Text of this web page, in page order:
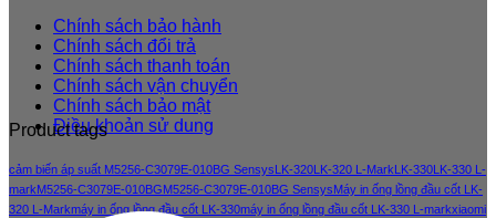
Chính sách bảo hành
Chính sách đổi trả
Chính sách thanh toán
Chính sách vận chuyển
Chính sách bảo mật
Điều khoản sử dung
Product tags
cảm biến áp suất M5256-C3079E-010BG Sensys LK-320 LK-320 L-Mark LK-330 LK-330 L-
markM5256-C3079E-010BGM5256-C3079E-010BG SensysMáy in ống lồng đầu cốt LK-
320 L-Markmáy in ống lồng đầu cốt LK-330máy in ống lồng đầu cốt LK-330 L-markxiaomi